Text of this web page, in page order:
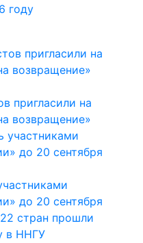
году
пригласили на
возвращение»
до 20 сентября